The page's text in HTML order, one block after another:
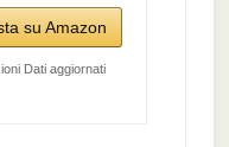
su Amazon
Dati aggiornati